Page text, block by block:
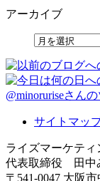
アーカイブ
@minoruriseさん
サイトマッ
ライズマーケテ
代表取締役 田中
〒541-0047 大阪